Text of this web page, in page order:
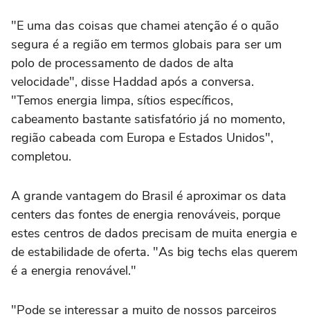
"E uma das coisas que chamei atenção é o quão
segura é a região em termos globais para ser um
polo de processamento de dados de alta
velocidade", disse Haddad após a conversa.
"Temos energia limpa, sítios específicos,
cabeamento bastante satisfatório já no momento,
região cabeada com Europa e Estados Unidos",
completou.
A grande vantagem do Brasil é aproximar os data
centers das fontes de energia renováveis, porque
estes centros de dados precisam de muita energia e
de estabilidade de oferta. "As big techs elas querem
é a energia renovável."
"Pode se interessar a muito de nossos parceiros